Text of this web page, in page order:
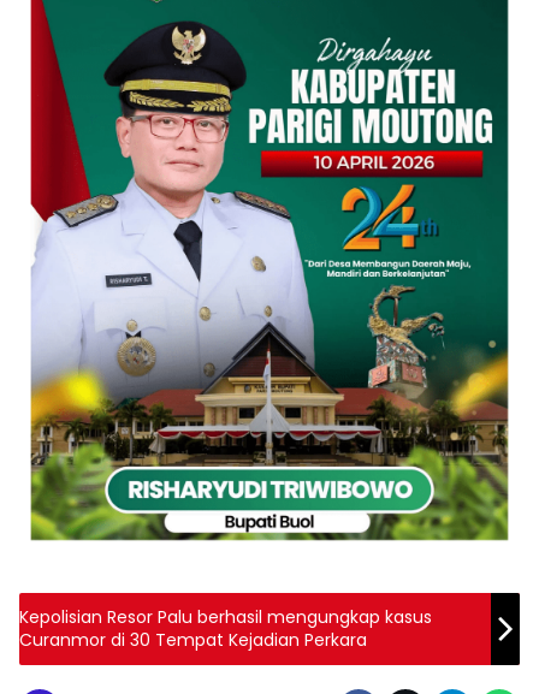
Kepolisian Resor Palu berhasil mengungkap kasus
Curanmor di 30 Tempat Kejadian Perkara